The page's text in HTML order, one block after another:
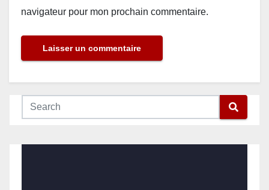
navigateur pour mon prochain commentaire.